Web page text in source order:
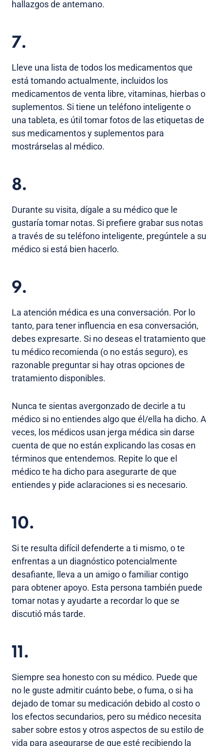
hallazgos de antemano.
7.
Lleve una lista de todos los medicamentos que
está tomando actualmente, incluidos los
medicamentos de venta libre, vitaminas, hierbas o
suplementos. Si tiene un teléfono inteligente o
una tableta, es útil tomar fotos de las etiquetas de
sus medicamentos y suplementos para
mostrárselas al médico.
8.
Durante su visita, dígale a su médico que le
gustaría tomar notas. Si prefiere grabar sus notas
a través de su teléfono inteligente, pregúntele a su
médico si está bien hacerlo.
9.
La atención médica es una conversación. Por lo
tanto, para tener influencia en esa conversación,
debes expresarte. Si no deseas el tratamiento que
tu médico recomienda (o no estás seguro), es
razonable preguntar si hay otras opciones de
tratamiento disponibles.
Nunca te sientas avergonzado de decirle a tu
médico si no entiendes algo que él/ella ha dicho. A
veces, los médicos usan jerga médica sin darse
cuenta de que no están explicando las cosas en
términos que entendemos. Repite lo que el
médico te ha dicho para asegurarte de que
entiendes y pide aclaraciones si es necesario.
10.
Si te resulta difícil defenderte a ti mismo, o te
enfrentas a un diagnóstico potencialmente
desafiante, lleva a un amigo o familiar contigo
para obtener apoyo. Esta persona también puede
tomar notas y ayudarte a recordar lo que se
discutió más tarde.
11.
Siempre sea honesto con su médico. Puede que
no le guste admitir cuánto bebe, o fuma, o si ha
dejado de tomar su medicación debido al costo o
los efectos secundarios, pero su médico necesita
saber sobre estos y otros aspectos de su estilo de
vida para asegurarse de que esté recibiendo la